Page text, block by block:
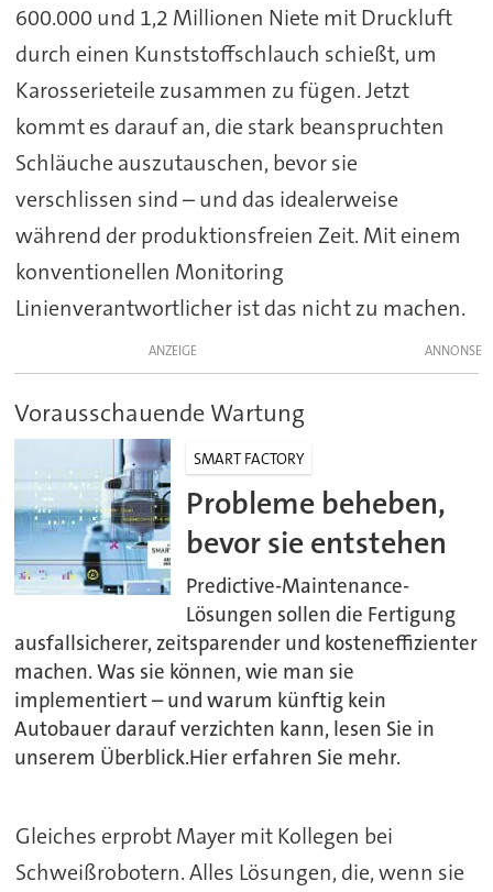
600.000 und 1,2 Millionen Niete mit Druckluft
durch einen Kunststoffschlauch schießt, um
Karosserieteile zusammen zu fügen. Jetzt
kommt es darauf an, die stark beanspruchten
Schläuche auszutauschen, bevor sie
verschlissen sind – und das idealerweise
während der produktionsfreien Zeit. Mit einem
konventionellen Monitoring
Linienverantwortlicher ist das nicht zu machen.
ANZEIGE
Vorausschauende Wartung
SMART FACTORY
Probleme beheben,
bevor sie entstehen
Predictive-Maintenance-
Lösungen sollen die Fertigung
ausfallsicherer, zeitsparender und kosteneffizienter
machen. Was sie können, wie man sie
implementiert – und warum künftig kein
Autobauer darauf verzichten kann, lesen Sie in
unserem Überblick.Hier erfahren Sie mehr.
Gleiches erprobt Mayer mit Kollegen bei
Schweißrobotern. Alles Lösungen, die, wenn sie